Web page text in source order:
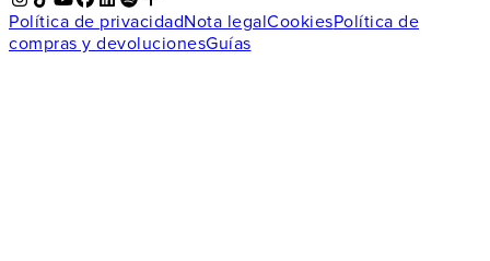
Política de privacidadNota legalCookiesPolítica de
compras y devolucionesGuías